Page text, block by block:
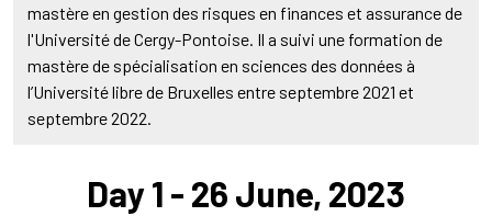
mastère en gestion des risques en finances et assurance de
l'Université de Cergy-Pontoise. Il a suivi une formation de
mastère de spécialisation en sciences des données à
l’Université libre de Bruxelles entre septembre 2021 et
septembre 2022.
Day 1 - 26 June, 2023